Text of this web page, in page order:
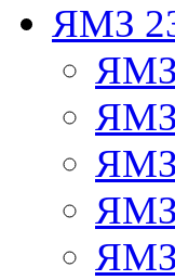
ЯМЗ
ЯМЗ
ЯМЗ
ЯМЗ
ЯМЗ
ЯМЗ